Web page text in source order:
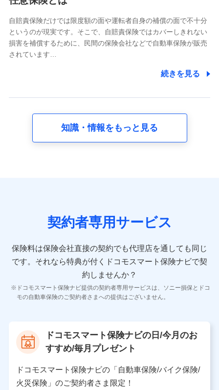
又は株式会社NTTドコモが提供する各種サービスのご契
約状態・ご利用履歴インターネット利用時の行動に関す
る情報、アプリケーション利用時の行動に関する情報、
購入されたサービスや商品の名称・購入場所・決済に関
する情報、アンケートの回答に関する情報などが含まれ
の内容、保険料、保険料のお支払方法、車のメーカーや
走行距離などの情報、建物の構造や築年数などの情報、
険契約に関する情報。例として、保険契約者及び被保険
者の氏名、住所、生年月日、性別、保険契約者と被保険
報、建物の構造や築年数などの情報、ペットの種類や年
齢などの情報などが含まれます。
【共同して利用する者の範囲】
当社
当社又は株式会社NTTドコモが提供する保険関連サービ
スにおけるユーザ登録受付および管理のため
を受けている保険会社・提携会社の保険その他に関する
情報を提供するため、また維持管理等の委託業務遂行の
ため、またそれらに付帯、関連する当社、株式会社NTT
自賠責保険だけでは限度額の面や運転者自身の補償の面で不十分
というのが現実です。そこで、自賠責保険ではカバーしきれない
損害を補償するために、民間の保険会社などで自動車保険が販売
されています…
続きを見る
知識・情報をもっと見る
契約者専用サービス
保険料は保険会社直接の契約でも代理店を通しても同じ
です。 それなら特典が付くドコモスマート保険ナビで契
約しませんか？
ドコモスマート保険ナビ提供の契約者専用サービスは、ソニー損保とドコ
モの自動車保険のご契約者さまへの提供はございません。
ドコモスマート保険ナビの日/今月のお
すすめ/毎月プレゼント
ドコモスマート保険ナビの「自動車保険/バイク保険/
火災保険」のご契約者さま限定！